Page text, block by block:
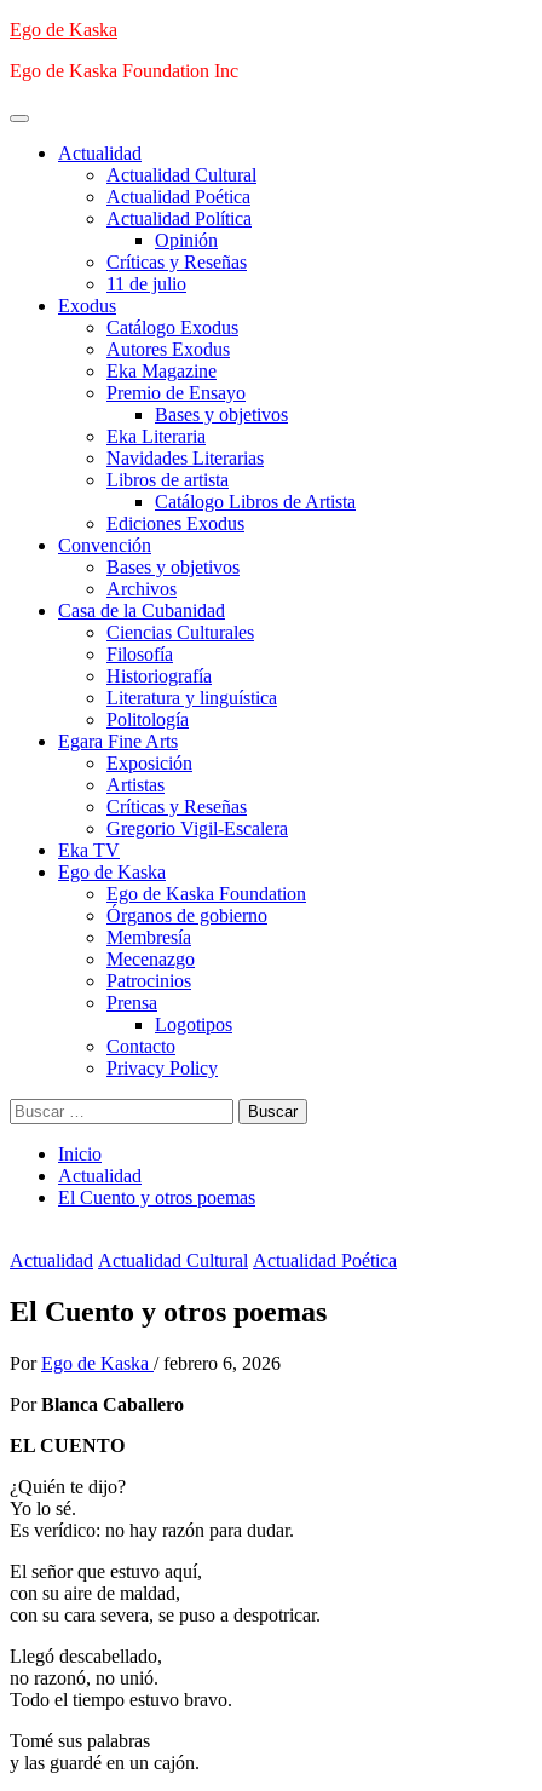
Saltar
contenido
Ego de Kaska
Ego de Kaska Foundation Inc
Menú
principalActualidad
Actualidad Cultural
Actualidad Poética
Actualidad Política
Opinión
Críticas y Reseñas
11 de julio
Exodus
Catálogo Exodus
Autores Exodus
Eka Magazine
Premio de Ensayo
Bases y objetivos
Eka Literaria
Navidades Literarias
Libros de artista
Catálogo Libros de Artista
Ediciones Exodus
Convención
Bases y objetivos
Archivos
Casa de la Cubanidad
Ciencias Culturales
Filosofía
Historiografía
Literatura y linguística
Politología
Egara Fine Arts
Exposición
Artistas
Críticas y Reseñas
Gregorio Vigil-Escalera
Eka TV
Ego de Kaska
Ego de Kaska Foundation
Órganos de gobierno
Membresía
Mecenazgo
Patrocinios
Prensa
Logotipos
Contacto
Privacy Policy
Buscar:
Inicio
Actualidad
El Cuento y otros poemas
Actualidad Actualidad Cultural Actualidad Poética
El Cuento y otros poemas
Por Ego de Kaska / febrero 6, 2026
PorBlanca Caballero
EL CUENTO
¿Quién te dijo?
Yo lo sé.
Es verídico: no hay razón para dudar.
El señor que estuvo aquí,
con su aire de maldad,
con su cara severa, se puso a despotricar.
Llegó descabellado,
no razonó, no unió.
Todo el tiempo estuvo bravo.
Tomé sus palabras
y las guardé en un cajón.